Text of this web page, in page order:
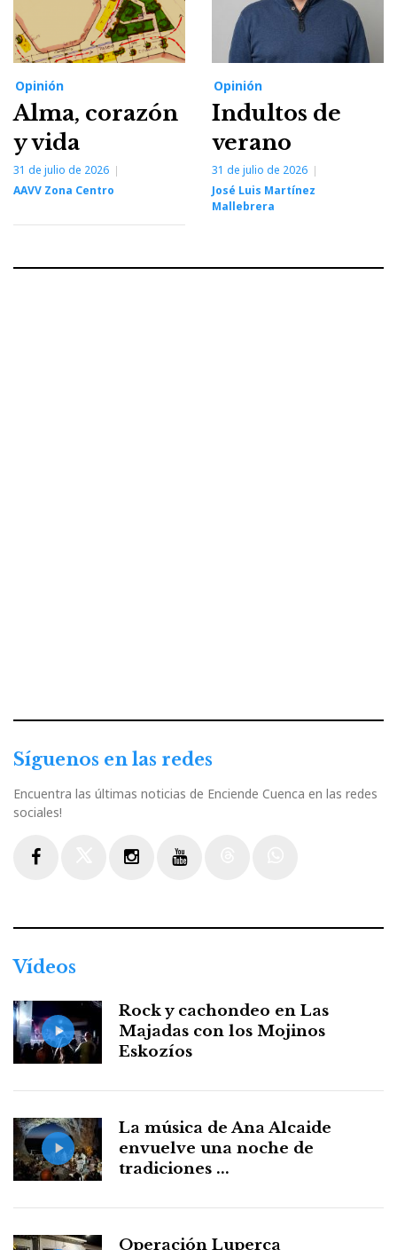
Opinión
Alma, corazón
y vida
31 de julio de 2026
AAVV Zona Centro
Opinión
Indultos de
verano
31 de julio de 2026
José Luis Martínez
Mallebrera
Síguenos en las redes
Encuentra las últimas noticias de Enciende Cuenca en las redes
sociales!
Vídeos
Rock y cachondeo en Las
Majadas con los Mojinos
Eskozíos
La música de Ana Alcaide
envuelve una noche de
tradiciones ...
Operación Luperca